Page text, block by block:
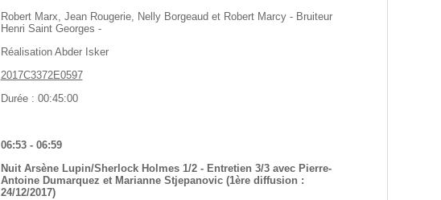
Robert Marx, Jean Rougerie, Nelly Borgeaud et Robert Marcy - Bruiteur
Henri Saint Georges -
Réalisation Abder Isker
2017C3372E0597
Durée : 00:45:00
06:53 - 06:59
Nuit Arsène Lupin/Sherlock Holmes 1/2 - Entretien 3/3 avec Pierre-
Antoine Dumarquez et Marianne Stjepanovic (1ère diffusion :
24/12/2017)